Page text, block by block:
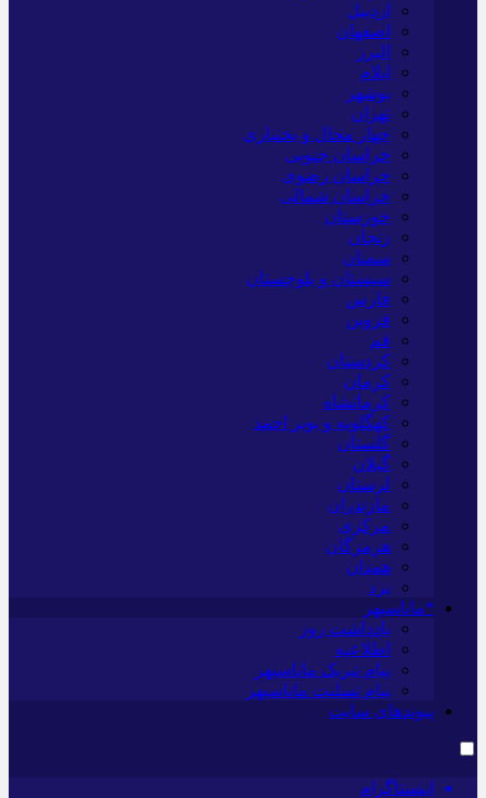
اردبیل
اصفهان
البرز
ایلام
بوشهر
تهران
چهار محال و بختیاری
خراسان جنوبی
خراسان رضوی
خراسان شمالی
خوزستان
زنجان
سمنان
سیستان و بلوچستان
فارس
قزوین
قم
کردستان
کرمان
کرمانشاه
کهگلویه و بویر احمد
گلستان
گیلان
لرستان
مازندران
مرکزی
هرمزگان
همدان
یزد
*ماناسپهر
یادداشت روز
اطلاعیه
پیام تبریک ماناسپهر
پیام تسلیت ماناسپهر
پیوندهای سایت
اینستاگرام